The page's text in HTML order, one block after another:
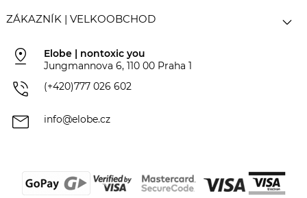
ZÁKAZNÍK | VELKOOBCHOD 
pin_drop
Elobe | nontoxic you
Jungmannova 6, 110 00 Praha 1
phone_in_talk (+420)777 026 602
mail info@elobe.cz